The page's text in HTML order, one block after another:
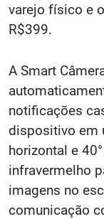
varejo físico e
R$399.
A Smart
notificações
dispositivo em
horizontal e
infravermelho
imagens no
comunicação